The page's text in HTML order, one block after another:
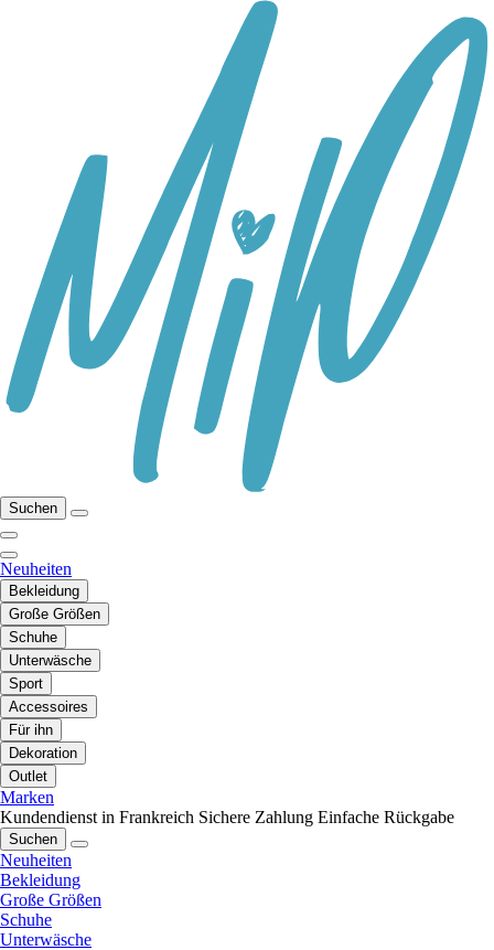
Suchen
Neuheiten
Bekleidung
Große Größen
Schuhe
Unterwäsche
Sport
Accessoires
Für ihn
Dekoration
Outlet
Marken
Kundendienst in Frankreich Sichere Zahlung Einfache Rückgabe
Suchen
Neuheiten
Bekleidung
Große Größen
Schuhe
Unterwäsche